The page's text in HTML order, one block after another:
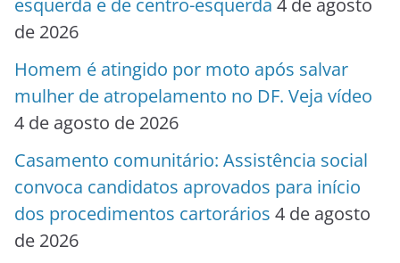
esquerda e de centro-esquerda 4 de agosto
de 2026
Homem é atingido por moto após salvar
mulher de atropelamento no DF. Veja vídeo
4 de agosto de 2026
Casamento comunitário: Assistência social
convoca candidatos aprovados para início
dos procedimentos cartorários 4 de agosto
de 2026